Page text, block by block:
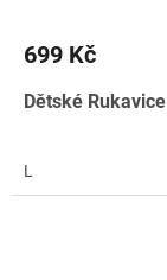
699 Kč
Dětské Rukavice
L